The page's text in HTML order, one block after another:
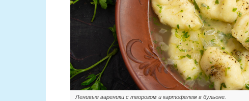
Ленивые вареники с творогом и картофелем в бульоне.